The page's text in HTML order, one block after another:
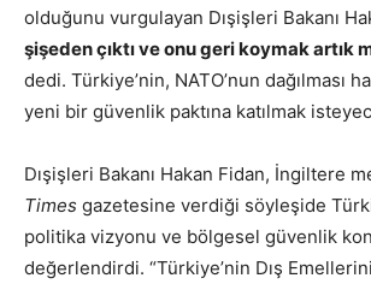
olduğunu vurgulayan Dışişleri Bakanı
şişeden çıktı ve onu geri koymak artık
dedi. Türkiye’nin, NATO’nun dağılması
yeni bir güvenlik paktına katılmak
Dışişleri Bakanı Hakan Fidan, İngiltere
Times gazetesine verdiği söyleşide
politika vizyonu ve bölgesel güvenlik
değerlendirdi. “Türkiye’nin Dış